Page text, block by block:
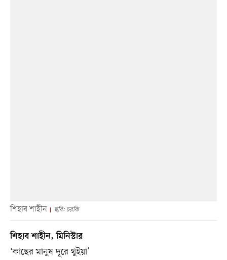
শিহাব শাহীন ছবি: চরকি
শিহাব শাহীন, মিনিস্টার
‘কাছের মানুষ দূরে থুইয়া’